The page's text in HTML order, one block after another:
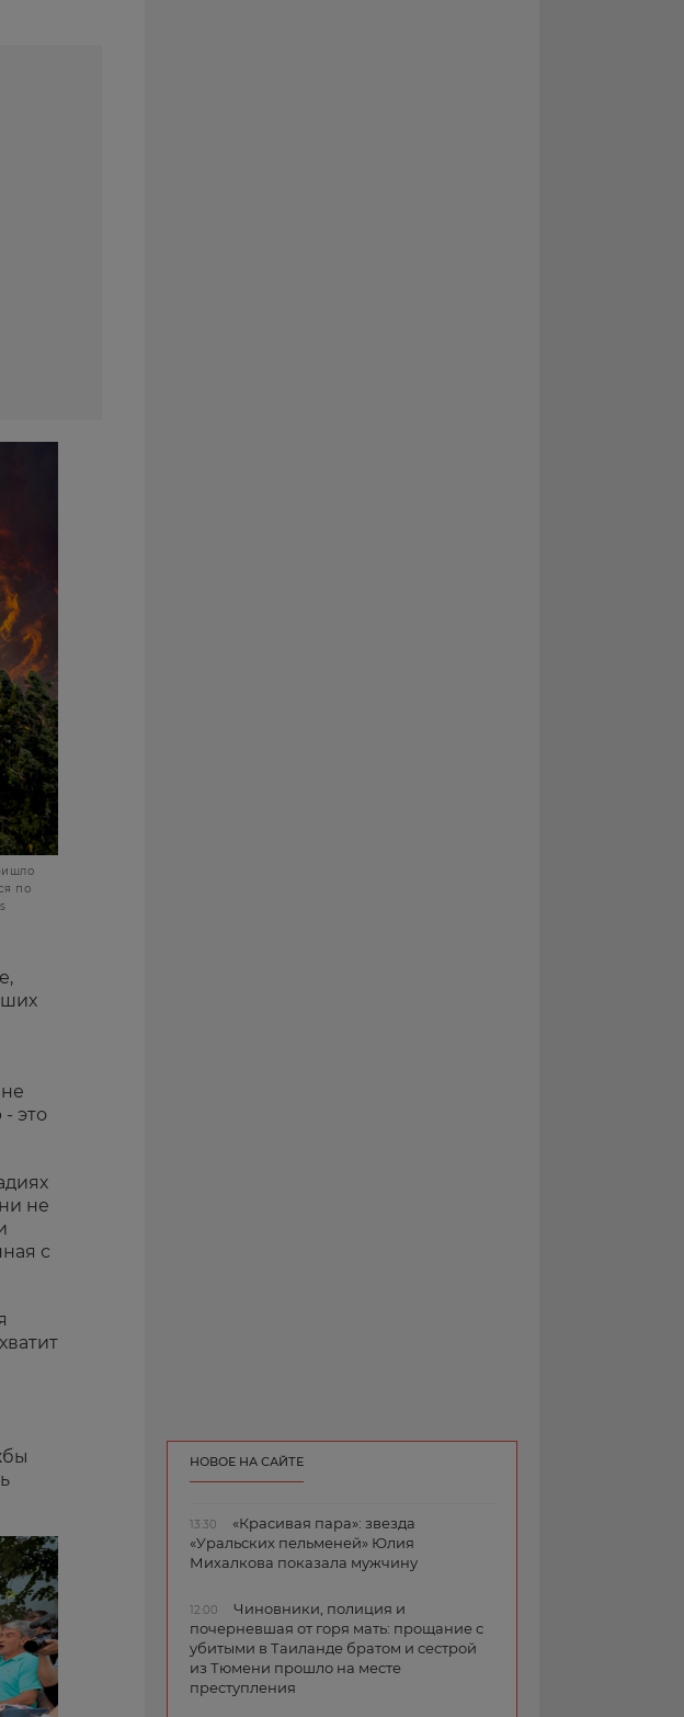
по
- это
не
с
НОВОЕ НА САЙТЕ
13:30
«Красивая пара»: звезда
«Уральских пельменей» Юлия
Михалкова показала мужчину
12:00
Чиновники, полиция и
почерневшая от горя мать: прощание с
убитыми в Таиланде братом и сестрой
из Тюмени прошло на месте
преступления